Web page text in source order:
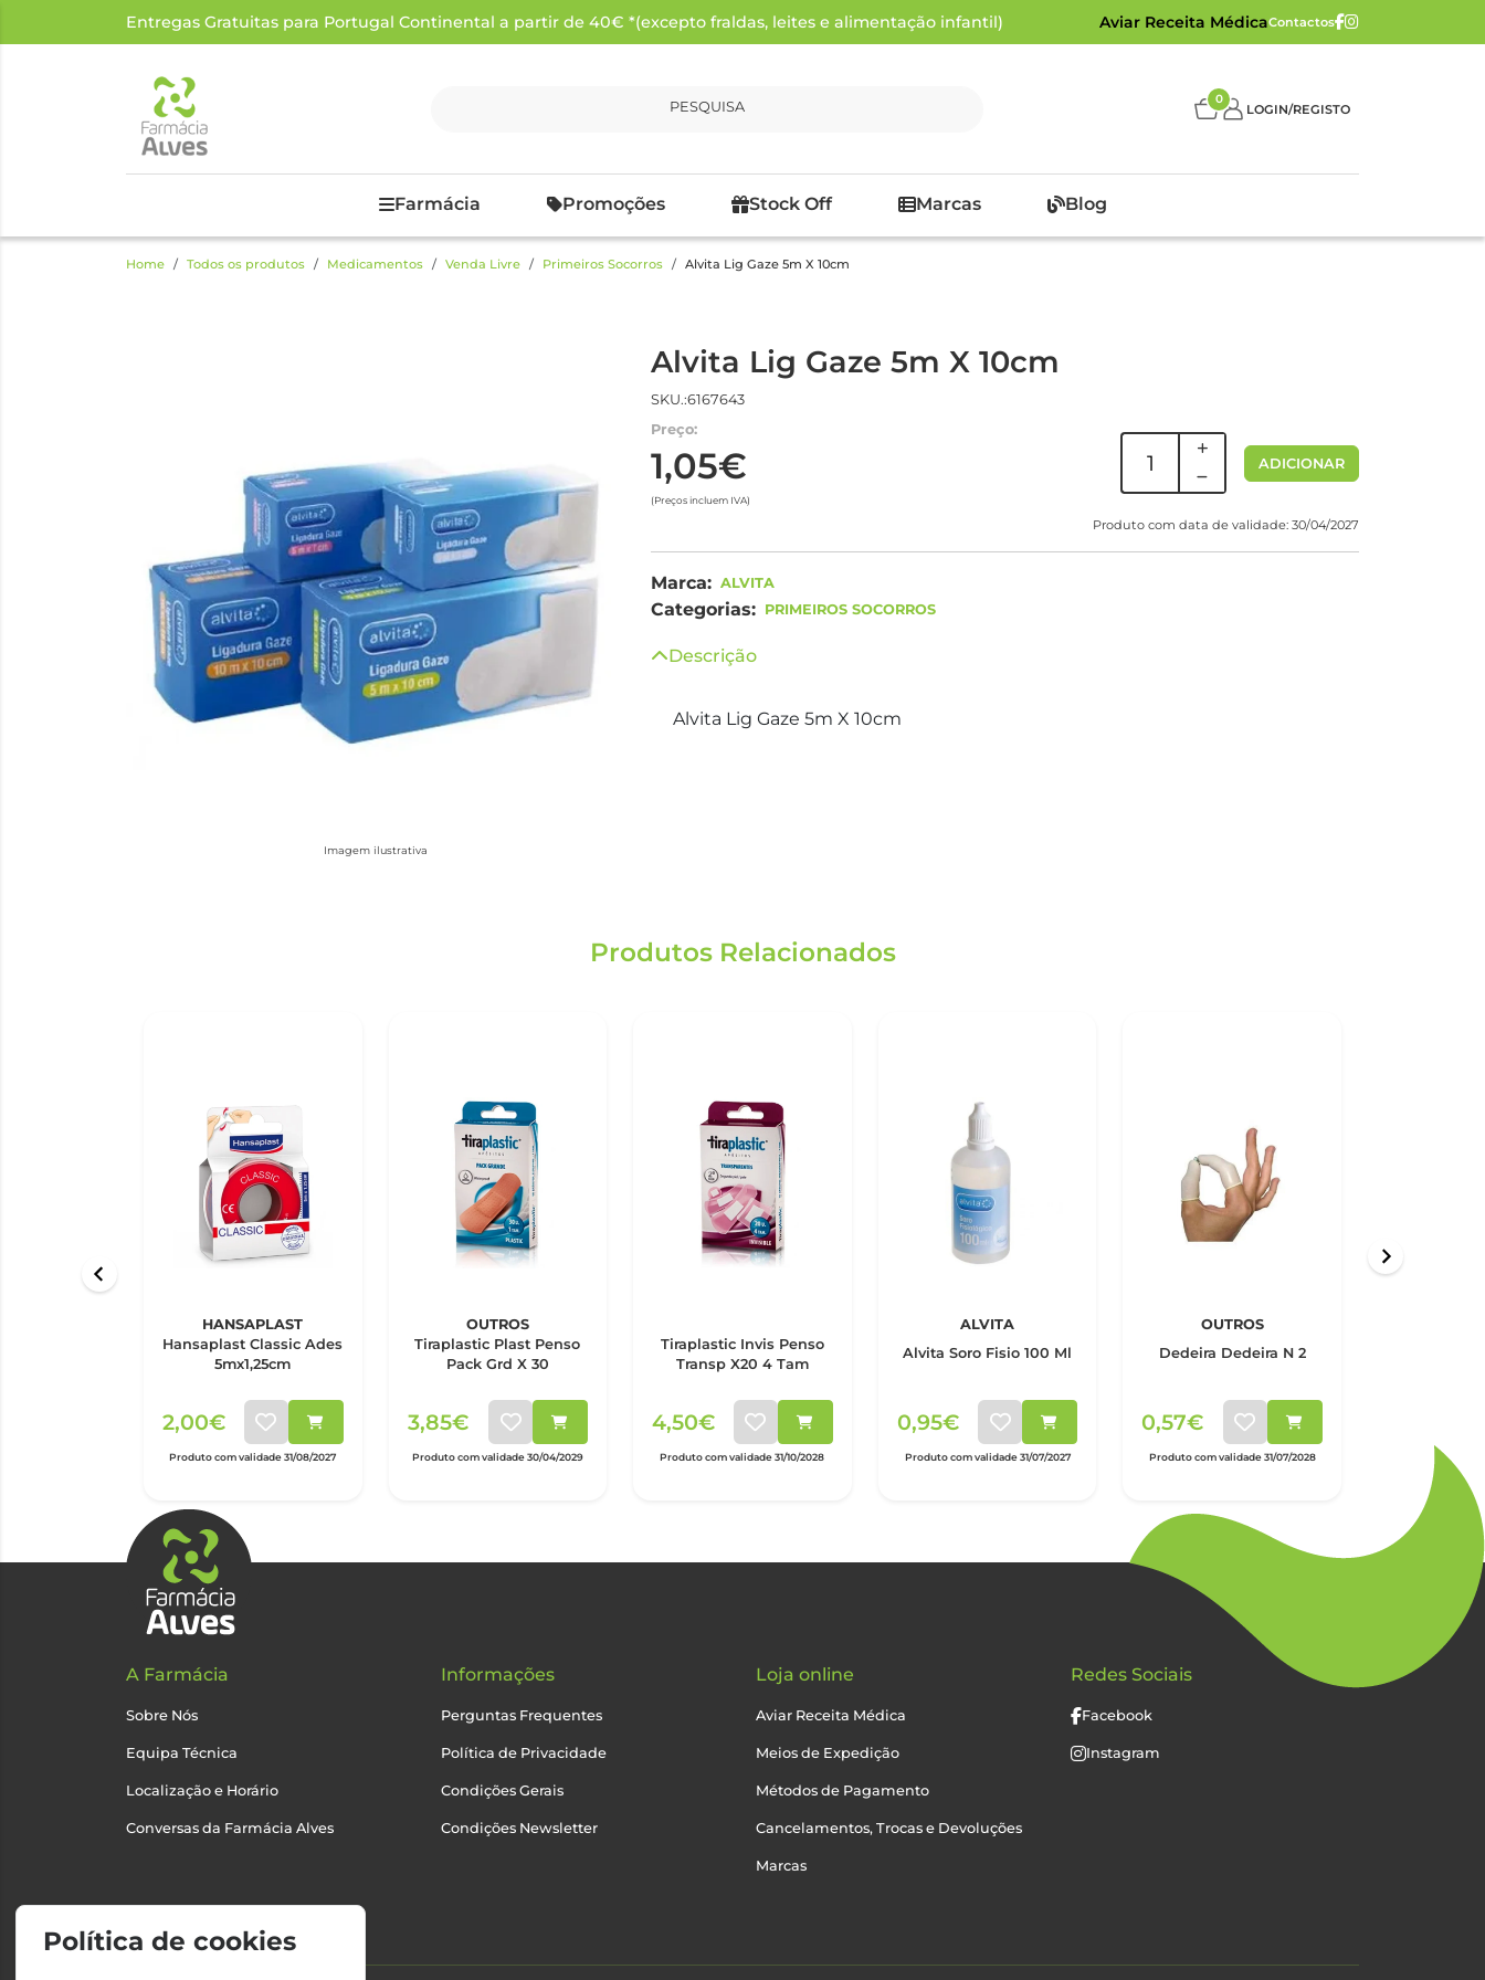
Entregas Gratuitas para Portugal Continental a partir de 40€ *(excepto fraldas, leites e alimentação infantil) Aviar Receita MédicaContactos
PESQUISA 0
LOGIN/REGISTO
Farmácia Promoções Stock Off Marcas Blog
Home Todos os produtos Medicamentos Venda Livre Primeiros Socorros Alvita Lig Gaze 5m X 10cm
Imagem ilustrativa
Alvita Lig Gaze 5m X 10cm
SKU.:6167643
Preço:
1,05€
(Preços incluem IVA)
ADICIONAR
Produto com data de validade: 30/04/2027
Marca: ALVITA
Categorias: PRIMEIROS SOCORROS
Descrição
Alvita Lig Gaze 5m X 10cm
Produtos Relacionados
HANSAPLAST
Hansaplast Classic Ades
5mx1,25cm
2,00€
Produto com validade 31/08/2027
OUTROS
Tiraplastic Plast Penso
Pack Grd X 30
3,85€
Produto com validade 30/04/2029
Tiraplastic Invis Penso
Transp X20 4 Tam
4,50€
Produto com validade 31/10/2028
ALVITA
Alvita Soro Fisio 100 Ml
0,95€
Produto com validade 31/07/2027
OUTROS
Dedeira Dedeira N 2
0,57€
Produto com validade 31/07/2028 Produto com
A Farmácia
Sobre Nós
Equipa Técnica
Localização e Horário
Conversas da Farmácia Alves
Informações
Perguntas Frequentes
Política de Privacidade
Condições Gerais
Condições Newsletter
Loja online
Aviar Receita Médica
Meios de Expedição
Métodos de Pagamento
Cancelamentos, Trocas e Devoluções
Marcas
Redes Sociais
Facebook
Instagram
Política de cookies